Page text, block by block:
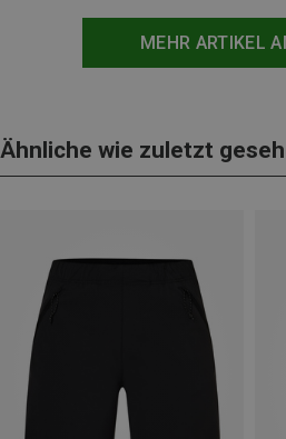
MEHR ARTIKEL
Ähnliche wie zuletzt